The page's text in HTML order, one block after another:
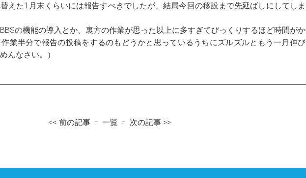
えた1月末くらいには報告すべきでしたが、結局今回の移設まで先延ばしにしてしま
の機能の導入とか、裏方の作業が思った以上に多すぎてびっくりするほど時間がか
業半分で報告の投稿をするのもどうかと思っているうちにズルズルともう一月伸び
んなさい。）
<< 前の記事 ｰ 一覧 ｰ 次の記事 >>